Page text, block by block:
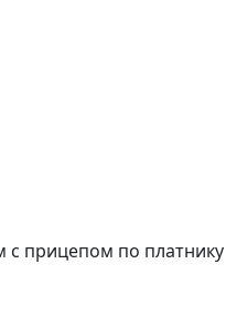
с прицепом по платнику